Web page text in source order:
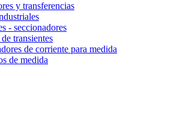
y transferencias
- seccionadores
transientes
de corriente para medida
de medida